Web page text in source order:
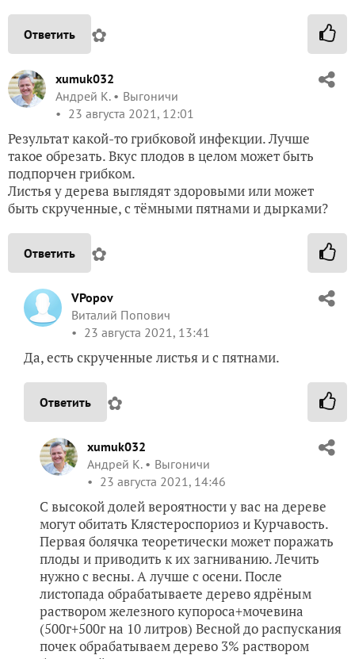
Ответить ✿
xumuk032
Андрей К.
Выгоничи
23 августа 2021, 12:01
Результат какой-то грибковой инфекции. Лучше
такое обрезать. Вкус плодов в целом может быть
подпорчен грибком.
Листья у дерева выглядят здоровыми или может
быть скрученные, с тёмными пятнами и дырками?
Ответить ✿
VPopov
Виталий Попович
23 августа 2021, 13:41
Да, есть скрученные листья и с пятнами.
Ответить ✿
xumuk032
Андрей К.
Выгоничи
23 августа 2021, 14:46
С высокой долей вероятности у вас на дереве
могут обитать Клястероспориоз и Курчавость.
Первая болячка теоретически может поражать
плоды и приводить к их загниванию. Лечить
нужно с весны. А лучше с осени. После
листопада обрабатываете дерево ядрёным
раствором железного купороса+мочевина
(500г+500г на 10 литров) Весной до распускания
почек обрабатываем дерево 3% раствором